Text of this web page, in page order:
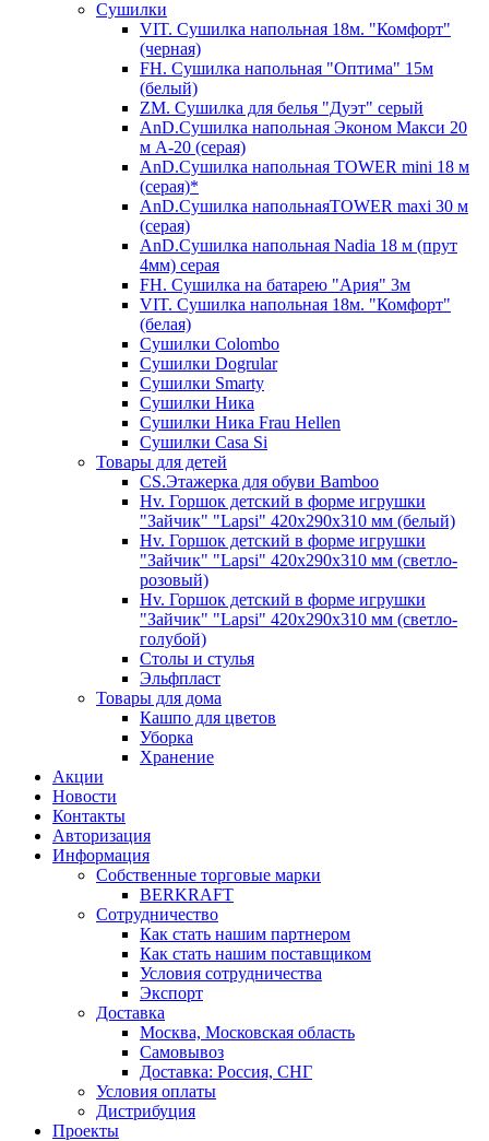
Сушилки
VIT. Сушилка напольная 18м. "Комфорт"
(черная)
FH. Сушилка напольная "Оптима" 15м
(белый)
ZM. Сушилка для белья "Дуэт" серый
AnD.Сушилка напольная Эконом Макси 20
м А-20 (серая)
AnD.Сушилка напольная TOWER mini 18 м
(серая)*
AnD.Сушилка напольнаяTOWER maxi 30 м
(серая)
AnD.Сушилка напольная Nadia 18 м (прут
4мм) серая
FH. Сушилка на батарею "Ария" 3м
VIT. Сушилка напольная 18м. "Комфорт"
(белая)
Cушилки Colombo
Сушилки Dogrular
Сушилки Smarty
Сушилки Ника
Сушилки Ника Frau Hellen
Сушилки Сasa Si
Товары для детей
CS.Этажерка для обуви Bamboo
Hv. Горшок детский в форме игрушки
"Зайчик" "Lapsi" 420х290х310 мм (белый)
Hv. Горшок детский в форме игрушки
"Зайчик" "Lapsi" 420х290х310 мм (светло-
розовый)
Hv. Горшок детский в форме игрушки
"Зайчик" "Lapsi" 420х290х310 мм (светло-
голубой)
Столы и стулья
Эльфпласт
Товары для дома
Кашпо для цветов
Уборка
Хранение
Акции
Новости
Контакты
Авторизация
Информация
Собственные торговые марки
BERKRAFT
Сотрудничество
Как стать нашим партнером
Как стать нашим поставщиком
Условия сотрудничества
Экспорт
Доставка
Москва, Московская область
Самовывоз
Доставка: Россия, СНГ
Условия оплаты
Дистрибуция
Проекты